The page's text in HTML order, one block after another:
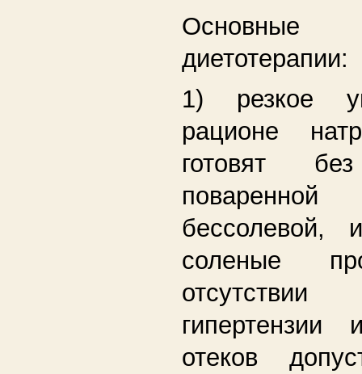
диетотерапии:
1) резкое
рационе
готовят
бессолевой,
соленые
отсутствии
отеков